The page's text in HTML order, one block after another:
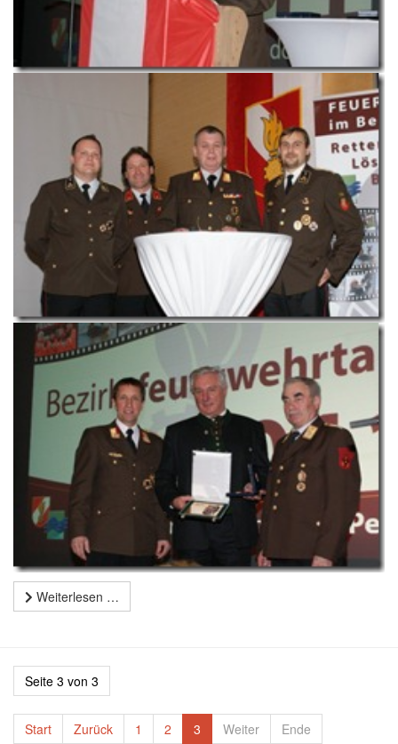
Weiterlesen …
Seite 3 von 3
Start Zurück 1 2 3 Weiter Ende